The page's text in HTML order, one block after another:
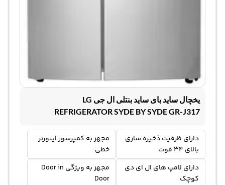
یخچال ساید بای ساید بنتلی ال جی LG
REFRIGERATOR SYDE BY SYDE GR-J317
دارای ظرفیت ذخیره سازی
بالای 34 فوت
مجهز به کمپرسور اینورتر
خطی
دارای لامپ های ال ای دی
کوچک
مجهز به ویژگی Door in
Door